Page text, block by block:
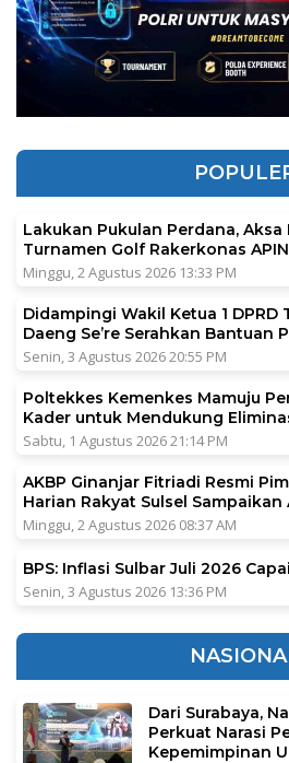
Lakukan Pukulan Perdana, Aksa
Turnamen Golf Rakerkonas
Minggu, 2 Agustus 2026 13:33 PM
Didampingi Wakil Ketua 1 DPRD
Daeng Se’re Serahkan Bantuan
Senin, 3 Agustus 2026 20:55 PM
Poltekkes Kemenkes Mamuju
Kader untuk Mendukung
Sabtu, 1 Agustus 2026 21:14 PM
AKBP Ginanjar Fitriadi Resmi
Harian Rakyat Sulsel Sampaikan
Minggu, 2 Agustus 2026 08:37 AM
BPS: Inflasi Sulbar Juli 2026
Senin, 3 Agustus 2026 13:36 PM
Dari Surabaya,
Perkuat Narasi
Kepemimpinan